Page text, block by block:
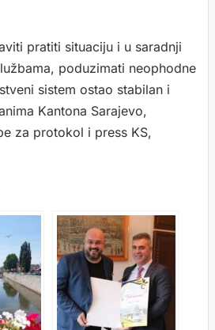
pratiti situaciju i u saradnji
poduzimati neophodne
sistem ostao stabilan i
Kantona Sarajevo,
za protokol i press KS,